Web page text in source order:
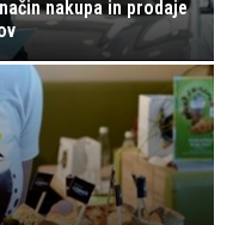
nakupa in prodaje